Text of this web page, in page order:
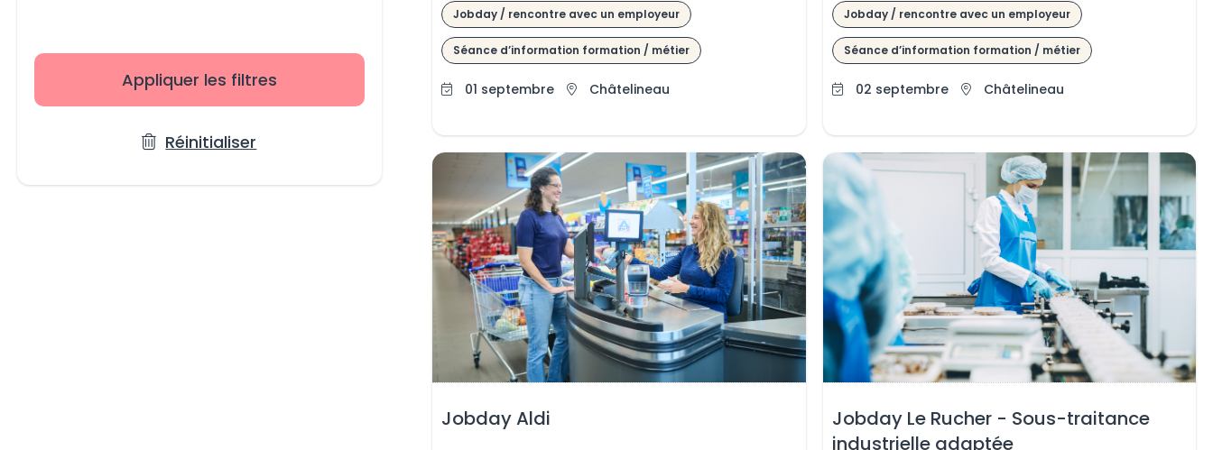
Appliquer les filtres
Réinitialiser
Jobday / rencontre avec un employeur
Séance d’information formation / métier
01 septembre Châtelineau
Jobday / rencontre avec un employeur
Séance d’information formation / métier
02 septembre Châtelineau
Jobday Aldi
Jobday Le Rucher - Sous-traitance
industrielle adaptée